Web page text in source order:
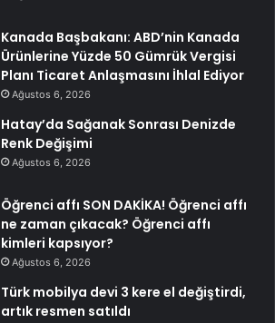
Kanada Başbakanı: ABD’nin Kanada
Ürünlerine Yüzde 50 Gümrük Vergisi
Planı Ticaret Anlaşmasını İhlal Ediyor
Ağustos 6, 2026
Hatay’da Sağanak Sonrası Denizde
Renk Değişimi
Ağustos 6, 2026
Öğrenci affı SON DAKİKA! Öğrenci affı
ne zaman çıkacak? Öğrenci affı
kimleri kapsıyor?
Ağustos 6, 2026
Türk mobilya devi 3 kere el değiştirdi,
artık resmen satıldı